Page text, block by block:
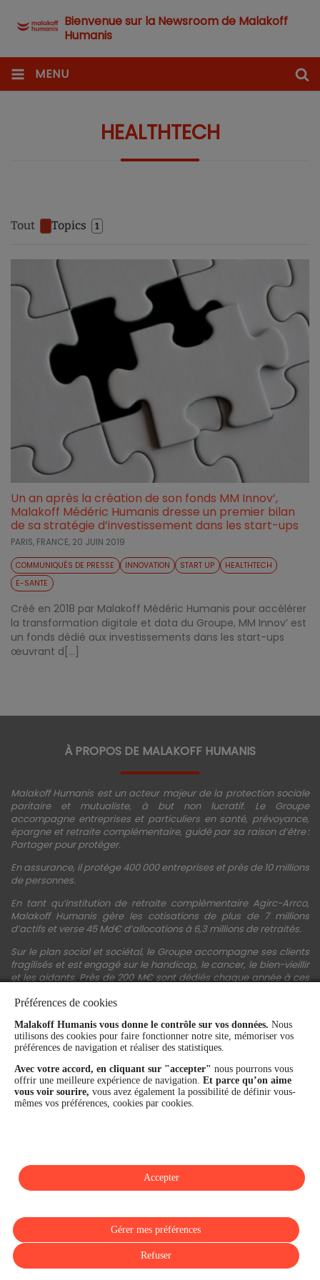
Bienvenue sur la Newsroom de Malakoff
Humanis
MENU
HEALTHTECH
Tout 1 Topics 1
Un an après la création de son fonds MM Innov’,
Malakoff Médéric Humanis dresse un premier bilan
de sa stratégie d’investissement dans les start-ups
PARIS, FRANCE, 20 JUIN 2019
COMMUNIQUÉS DE PRESSE INNOVATION START UP
HEALTHTECH
E-SANTE
Créé en 2018 par Malakoff Médéric Humanis pour accélérer
la transformation digitale et data du Groupe, MM Innov’ est
un fonds dédié aux investissements dans les start-ups
œuvrant d[...]
À PROPOS DE MALAKOFF HUMANIS
Malakoff Humanis est un acteur majeur de la protection sociale
paritaire et mutualiste, à but non lucratif. Le Groupe
accompagne entreprises et particuliers en santé, prévoyance,
épargne et retraite complémentaire, guidé par sa raison d’être :
Partager pour protéger.
En assurance, il protège 400 000 entreprises et près de 10 millions
de personnes.
En tant qu’institution de retraite complémentaire Agirc-Arrco,
Malakoff Humanis gère les cotisations de plus de 7 millions
d’actifs et verse 45 Md€ d’allocations à 6,3 millions de retraités.
Sur le plan social et sociétal, le Groupe accompagne ses clients
fragilisés et est engagé sur le handicap, le cancer, le bien-vieillir
et les aidants. Près de 200 M€ sont dédiés chaque année à ces
financière et la performance du Groupe sont confirmées par une
notation A+ attribuée depuis 4 ans par S&P Global Ratings et
Fitch Ratings. Sur les plans extra-financiers, Malakoff Humanis
figure parmi les 2% des entreprises les mieux notées au monde
en matière de critères RSE (Ecovadis, niveau Gold - 81/100 en
2026). Enfin, Malakoff Humanis est certifié Top Employer France
par le Top Employers Institute depuis 3 ans.
Préférences de cookies
Malakoff Humanis vous donne le contrôle sur vos données. Nous
utilisons des cookies pour faire fonctionner notre site, mémoriser vos
préférences de navigation et réaliser des statistiques.
Avec votre accord, en cliquant sur "accepter" nous pourrons vous
offrir une meilleure expérience de navigation. Et parce qu’on aime
vous voir sourire, vous avez également la possibilité de définir vous-
mêmes vos préférences, cookies par cookies.
Refuser
Gérer mes préférences
Accepter